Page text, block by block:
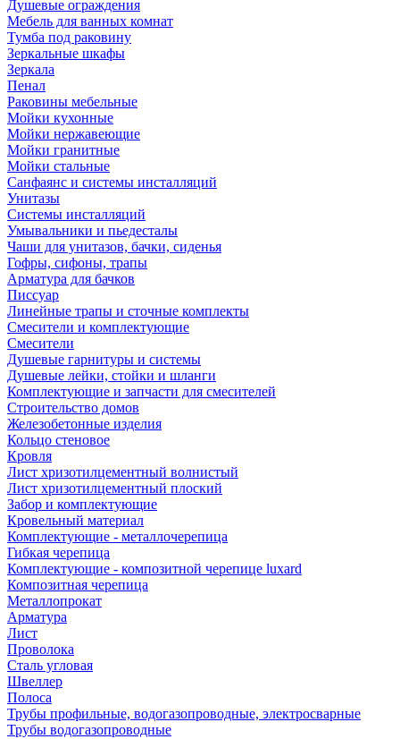
Душевые ограждения
Мебель для ванных комнат
Тумба под раковину
Зеркальные шкафы
Зеркала
Пенал
Раковины мебельные
Мойки кухонные
Мойки нержавеющие
Мойки гранитные
Мойки стальные
Санфаянс и системы инсталляций
Унитазы
Системы инсталляций
Умывальники и пьедесталы
Чаши для унитазов, бачки, сиденья
Гофры, сифоны, трапы
Арматура для бачков
Писсуар
Линейные трапы и сточные комплекты
Смесители и комплектующие
Смесители
Душевые гарнитуры и системы
Душевые лейки, стойки и шланги
Комплектующие и запчасти для смесителей
Строительство домов
Железобетонные изделия
Кольцо стеновое
Кровля
Лист хризотилцементный волнистый
Лист хризотилцементный плоский
Забор и комплектующие
Кровельный материал
Комплектующие - металлочерепица
Гибкая черепица
Комплектующие - композитной черепице luxard
Композитная черепица
Металлопрокат
Арматура
Лист
Проволока
Сталь угловая
Швеллер
Полоса
Трубы профильные, водогазопроводные, электросварные
Трубы водогазопроводные